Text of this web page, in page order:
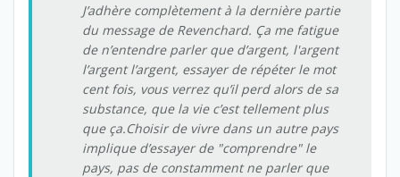
J’adhère complètement à la dernière partie
du message de Revenchard. Ça me fatigue
de n’entendre parler que d’argent, l'argent
l’argent l’argent, essayer de répéter le mot
cent fois, vous verrez qu’il perd alors de sa
substance, que la vie c’est tellement plus
que ça.Choisir de vivre dans un autre pays
implique d’essayer de "comprendre" le
pays, pas de constamment ne parler que